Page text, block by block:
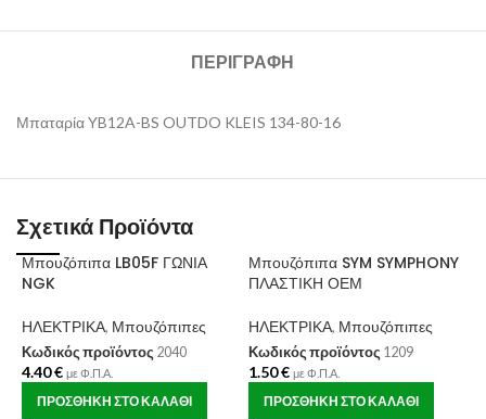
ΠΕΡΙΓΡΑΦΉ
Μπαταρία YB12A-BS OUTDO KLEIS 134-80-16
Σχετικά Προϊόντα
Μπουζόπιπα LB05F ΓΩΝΙΑ
NGK
ΗΛΕΚΤΡΙΚΑ, Μπουζόπιπες
Κωδικός προϊόντος 2040
4.40€ με Φ.Π.Α.
ΠΡΟΣΘΉΚΗ ΣΤΟ ΚΑΛΆΘΙ
Μπουζόπιπα SYM SYMPHONY
ΠΛΑΣΤΙΚΗ ΟΕΜ
ΗΛΕΚΤΡΙΚΑ, Μπουζόπιπες
Κωδικός προϊόντος 1209
1.50€ με Φ.Π.Α.
ΠΡΟΣΘΉΚΗ ΣΤΟ ΚΑΛΆΘΙ